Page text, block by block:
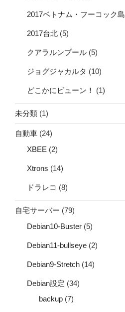
2017ベトナム・フーコック島
2017台北 (5)
クアラルンプール (5)
ジョグジャカルタ (10)
どこかにビューン！ (1)
未分類 (1)
自動車 (24)
XBEE (2)
Xtrons (14)
ドラレコ (8)
自宅サーバー (79)
Debian10-Buster (5)
Debian11-bullseye (2)
Debian9-Stretch (14)
Debian設定 (34)
backup (7)